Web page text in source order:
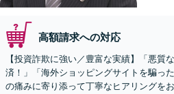
高額請求への対応
【投資詐欺に強い／豊富な実績】「悪質
済！」「海外ショッピングサイトを騙っ
の痛みに寄り添って丁寧なヒアリングを